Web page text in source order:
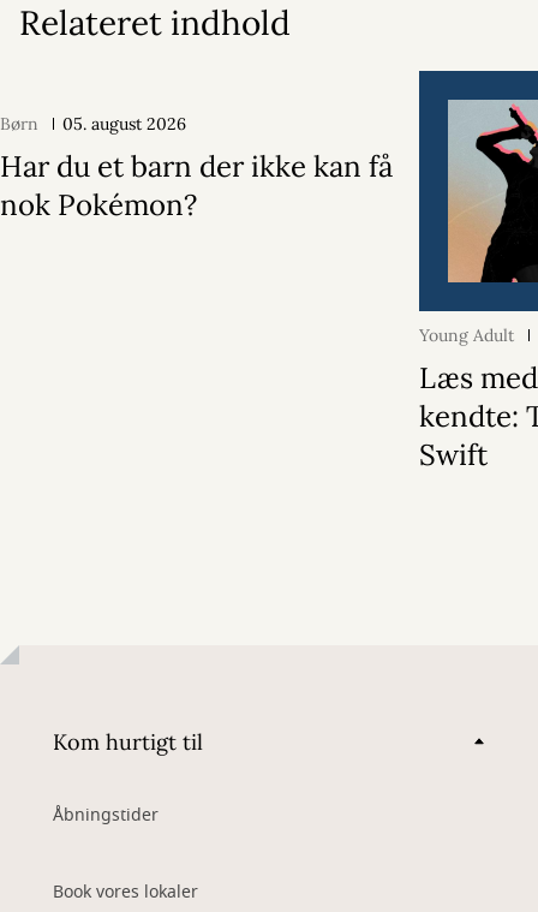
Relateret indhold
Børn 05. august 2026
Har du et barn der ikke kan få
nok Pokémon?
Young Adult
Læs
kendte:
Swift
Kom hurtigt til
Åbningstider
Book vores lokaler